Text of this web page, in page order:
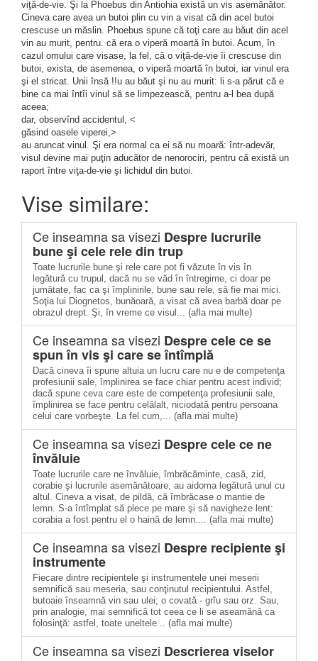
viţă-de-vie. Şi la Phoebus din Antiohia există un vis asemănător.
Cineva care avea un butoi plin cu vin a visat că din acel butoi
crescuse un măslin. Phoebus spune că toţi care au băut din acel
vin au murit, pentru. că era o viperă moartă în butoi. Acum, în
cazul omului care visase, la fel, că o viţă-de-vie îi crescuse din
butoi, exista, de asemenea, o viperă moartă în butoi, iar vinul era
şi el stricat. Unii însă !!u au băut şi nu au murit: li s-a părut că e
bine ca mai întîi vinul să se limpezească, pentru a-l bea după
aceea;
dar, observînd accidentul, <
găsind oasele viperei,>
au aruncat vinul. Şi era normal ca ei să nu moară: într-adevăr,
visul devine mai puţin aducător de nenorociri, pentru că există un
raport între viţa-de-vie şi lichidul din butoi.
Vise similare:
Ce inseamna sa visezi Despre lucrurile
bune şi cele rele din trup
Toate lucrurile bune şi rele care pot fi văzute în vis în
legătură cu trupul, dacă nu se văd în întregime, ci doar pe
jumătate, fac ca şi împlinirile, bune sau rele, să fie mai mici.
Soţia lui Diognetos, bunăoară, a visat că avea barbă doar pe
obrazul drept. Şi, în vreme ce visul... (afla mai multe)
Ce inseamna sa visezi Despre cele ce se
spun în vis şi care se întîmplă
Dacă cineva îi spune altuia un lucru care nu e de competenţa
profesiunii sale, împlinirea se face chiar pentru acest individ;
dacă spune ceva care este de competenţa profesiunii sale,
împlinirea se face pentru celălalt, niciodată pentru persoana
celui care vorbeşte. La fel cum,... (afla mai multe)
Ce inseamna sa visezi Despre cele ce ne
învăluie
Toate lucrurile care ne învăluie, îmbrăcăminte, casă, zid,
corabie şi lucrurile asemănătoare, au aidoma legătură unul cu
altul. Cineva a visat, de pildă, că îmbrăcase o mantie de
lemn. S-a întîmplat să plece pe mare şi să navigheze lent:
corabia a fost pentru el o haină de lemn.... (afla mai multe)
Ce inseamna sa visezi Despre recipiente şi
instrumente
Fiecare dintre recipientele şi instrumentele unei meserii
semnifică sau meseria, sau conţinutul recipientului. Astfel,
butoaie înseamnă vin sau ulei; o covată - grîu sau orz. Sau,
prin analogie, mai semnifică tot ceea ce li se aseamănă ca
folosinţă: astfel, toate uneltele... (afla mai multe)
Ce inseamna sa visezi Descrierea viselor